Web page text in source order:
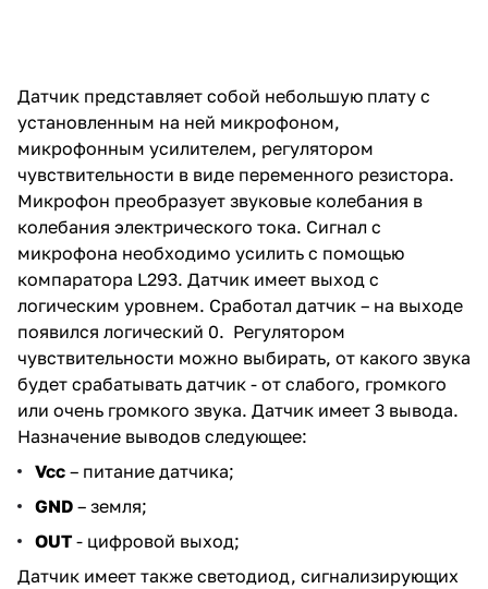
Датчик представляет собой небольшую плату с
установленным на ней микрофоном,
микрофонным усилителем, регулятором
чувствительности в виде переменного резистора.
Микрофон преобразует звуковые колебания в
колебания электрического тока. Сигнал с
микрофона необходимо усилить с помощью
компаратора L293. Датчик имеет выход с
логическим уровнем. Сработал датчик – на выходе
появился логический 0. Регулятором
чувствительности можно выбирать, от какого звука
будет срабатывать датчик - от слабого, громкого
или очень громкого звука. Датчик имеет 3 вывода.
Назначение выводов следующее:
Vcc – питание датчика;
GND – земля;
OUT - цифровой выход;
Датчик имеет также светодиод, сигнализирующих